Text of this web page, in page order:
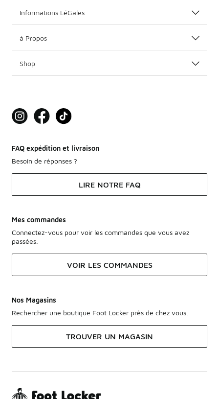
Informations LéGales
à Propos
Shop
FAQ expédition et livraison
Besoin de réponses ?
LIRE NOTRE FAQ
Mes commandes
Connectez-vous pour voir les commandes que vous avez
passées.
VOIR LES COMMANDES
Nos Magasins
Rechercher une boutique Foot Locker près de chez vous.
TROUVER UN MAGASIN